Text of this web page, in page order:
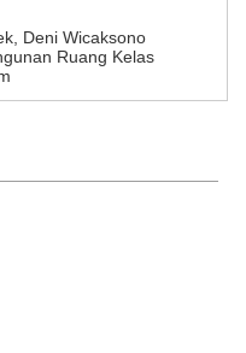
Deni Wicaksono
Ruang Kelas